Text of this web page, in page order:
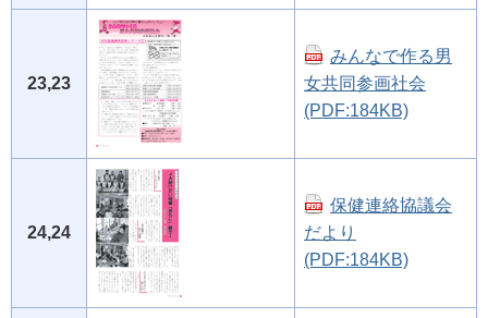
23,23
みんなで作る男
女共同参画社会
(PDF:184KB)
24,24
保健連絡協議会
だより
(PDF:184KB)